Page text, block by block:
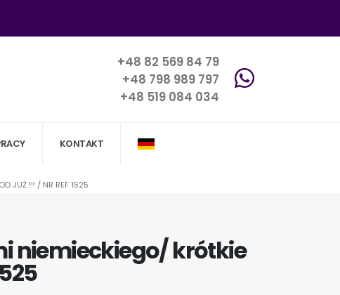
+48 82 569 84 79
+48 798 989 797
+48 519 084 034
KONTAKT
JUŻ !!! / NR REF 1525
niemieckiego/ krótkie